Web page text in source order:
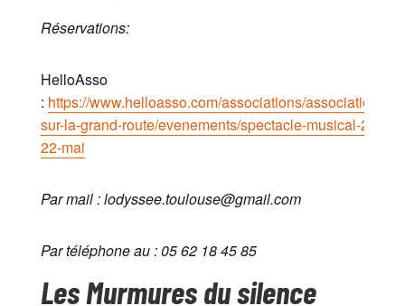
Réservations:
HelloAsso
: https://www.helloasso.com/associations/association-
sur-la-grand-route/evenements/spectacle-musical-21-
22-mai
Par mail : lodyssee.toulouse@gmail.com
Par téléphone au : 05 62 18 45 85
Les Murmures du silence